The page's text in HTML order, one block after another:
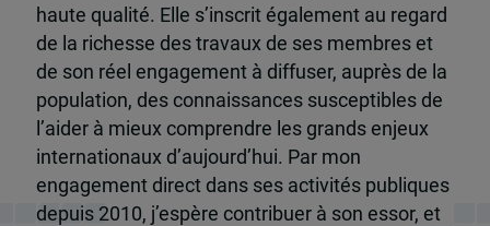
haute qualité. Elle s’inscrit également au regard
de la richesse des travaux de ses membres et
de son réel engagement à diffuser, auprès de la
population, des connaissances susceptibles de
l’aider à mieux comprendre les grands enjeux
internationaux d’aujourd’hui. Par mon
engagement direct dans ses activités publiques
depuis 2010, j’espère contribuer à son essor, et